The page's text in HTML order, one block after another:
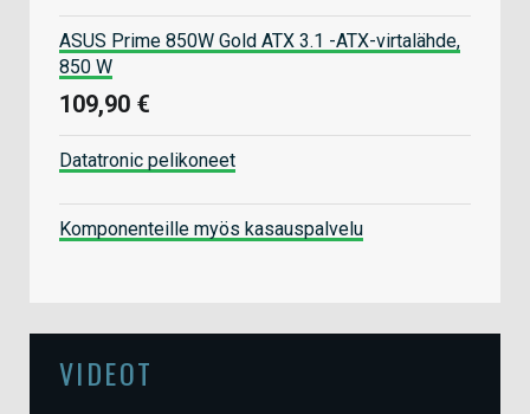
ASUS Prime 850W Gold ATX 3.1 -ATX-virtalähde,
850 W
109,90 €
Datatronic pelikoneet
Komponenteille myös kasauspalvelu
VIDEOT